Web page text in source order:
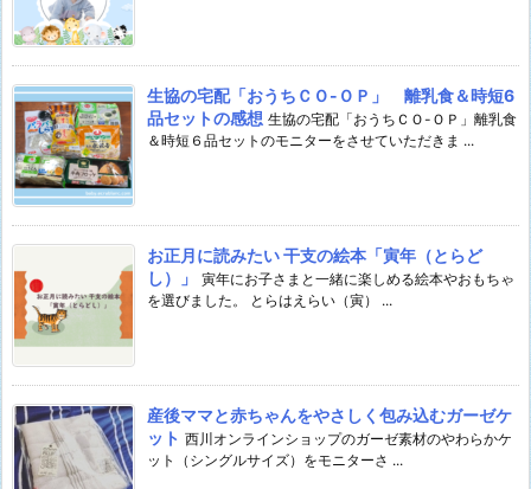
生協の宅配「おうちＣＯ-ＯＰ」 離乳食＆時短6
品セットの感想 生協の宅配「おうちＣＯ-ＯＰ」離乳食
＆時短６品セットのモニターをさせていただきま ...
お正月に読みたい 干支の絵本「寅年（とらど
し）」
寅年にお子さまと一緒に楽しめる絵本やおもちゃ
を選びました。 とらはえらい（寅） ...
産後ママと赤ちゃんをやさしく包み込むガーゼケ
ット 西川オンラインショップのガーゼ素材のやわらかケ
ット（シングルサイズ）をモニターさ ...